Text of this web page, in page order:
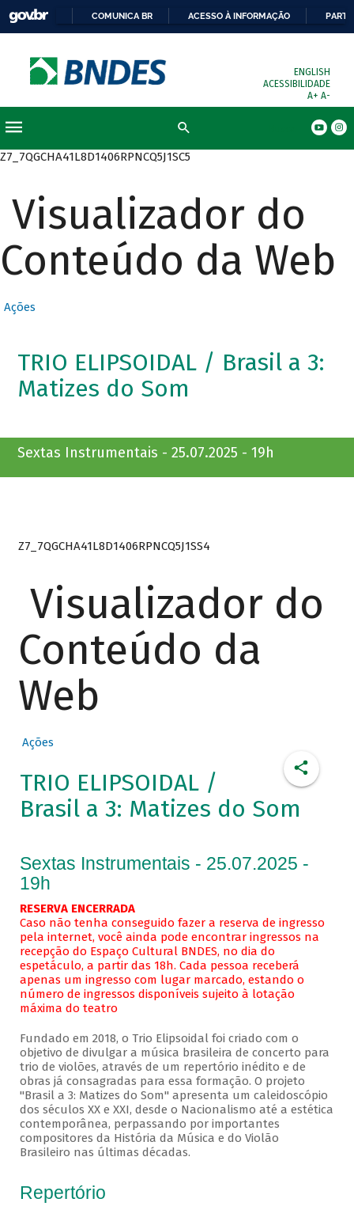
COMUNICA BR ACESSO À INFORMAÇÃO
ENGLISH
ACESSIBILIDADE
A+ A-
Z7_7QGCHA41L8D1406RPNCQ5J1SC5
Visualizador do
Conteúdo da Web
Ações
TRIO ELIPSOIDAL / Brasil a 3:
Matizes do Som
Sextas Instrumentais - 25.07.2025 - 19h
Z7_7QGCHA41L8D1406RPNCQ5J1SS4
Visualizador do
Conteúdo da
Web
Ações
TRIO ELIPSOIDAL /
Brasil a 3: Matizes do Som
Sextas Instrumentais - 25.07.2025 -
19h
RESERVA ENCERRADA
Caso não tenha conseguido fazer a reserva de ingresso
pela internet, você ainda pode encontrar ingressos na
recepção do Espaço Cultural BNDES, no dia do
espetáculo, a partir das 18h. Cada pessoa receberá
apenas um ingresso com lugar marcado, estando o
número de ingressos disponíveis sujeito à lotação
máxima do teatro
Fundado em 2018, o Trio Elipsoidal foi criado com o
objetivo de divulgar a música brasileira de concerto para
trio de violões, através de um repertório inédito e de
obras já consagradas para essa formação. O projeto
"Brasil a 3: Matizes do Som" apresenta um caleidoscópio
dos séculos XX e XXI, desde o Nacionalismo até a estética
contemporânea, perpassando por importantes
compositores da História da Música e do Violão
Brasileiro nas últimas décadas.
Repertório